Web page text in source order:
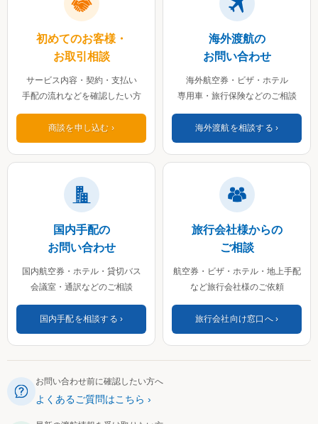
初めてのお客様・
お取引相談
サービス内容・契約・支払い
手配の流れなどを確認したい方
商談を申し込む
海外渡航の
お問い合わせ
海外航空券・ビザ・ホテル
専用車・旅行保険などのご相談
海外渡航を相談する
国内手配の
お問い合わせ
国内航空券・ホテル・貸切バス
会議室・通訳などのご相談
国内手配を相談する
旅行会社様からの
ご相談
航空券・ビザ・ホテル・地上手配
など旅行会社様のご依頼
旅行会社向け窓口へ
お問い合わせ前に確認したい方へ
よくあるご質問はこちら